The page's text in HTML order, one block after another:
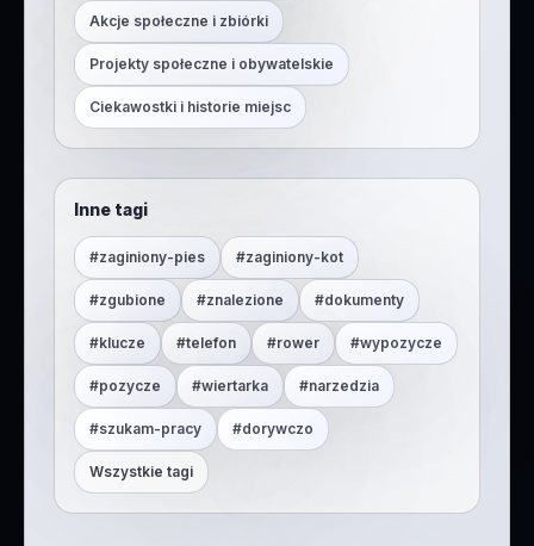
Akcje społeczne i zbiórki
Projekty społeczne i obywatelskie
Ciekawostki i historie miejsc
Inne tagi
#zaginiony-pies #zaginiony-kot
#zgubione #znalezione #dokumenty
#klucze #telefon #rower #wypozycze
#pozycze #wiertarka #narzedzia
#szukam-pracy #dorywczo
Wszystkie tagi